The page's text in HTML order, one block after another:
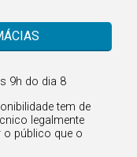
9h do dia 8
tem de
legalmente
o público que o